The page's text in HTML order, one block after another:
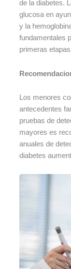
de la diabetes.
glucosa en
y la
fundamentales
primeras
Los menores
antecedentes
pruebas de
mayores es
anuales de
diabetes